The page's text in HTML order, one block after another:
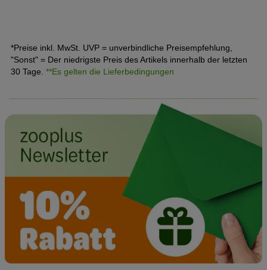
*Preise inkl. MwSt. UVP = unverbindliche Preisempfehlung,
"Sonst" = Der niedrigste Preis des Artikels innerhalb der letzten
30 Tage. **Es gelten die Lieferbedingungen